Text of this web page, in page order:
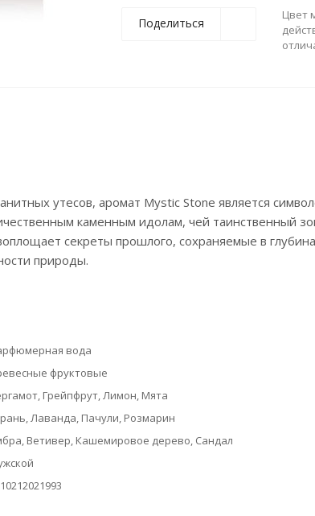
Поделиться
Цвет
утесов, аромат Mystic Stone является
каменным идолам, чей таинственный
секреты прошлого, сохраняемые в
природы.
вода
фруктовые
Грейпфрут, Лимон, Мята
Лаванда, Пачули, Розмарин
Ветивер, Кашемировое дерево, Сандал